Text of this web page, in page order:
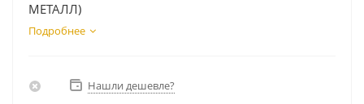
МЕТАЛЛ)
Подробнее
Нашли дешевле?